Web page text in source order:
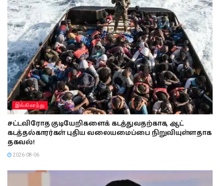
இங்கிலாந்து
சட்டவிரோத குடியேறிகளைக் கடத்துவதற்காக, ஆட்
கடத்தல்காரர்கள் புதிய வலையமைப்பை நிறுவியுள்ளதாக
தகவல்!
2026-08-06